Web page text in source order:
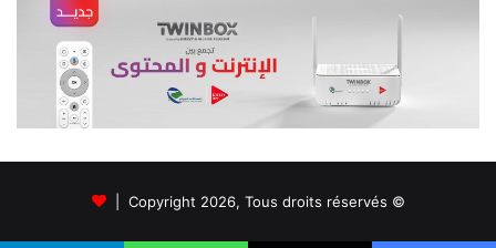
© Copyright 2026, Tous droits réservés |